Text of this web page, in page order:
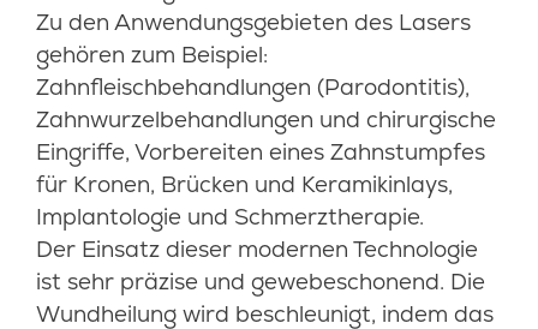
Zu den Anwendungsgebieten des Lasers
gehören zum Beispiel:
Zahnfleischbehandlungen (Parodontitis),
Zahnwurzelbehandlungen und chirurgische
Eingriffe, Vorbereiten eines Zahnstumpfes
für Kronen, Brücken und Keramikinlays,
Implantologie und Schmerztherapie.
Der Einsatz dieser modernen Technologie
ist sehr präzise und gewebeschonend. Die
Wundheilung wird beschleunigt, indem das